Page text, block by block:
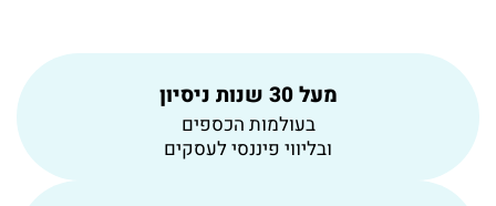
מעל 30 שנות ניסיון
בעולמות הכספים
ובליווי פיננסי לעסקים